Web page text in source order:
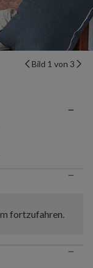
Bild 1 von 3
−
−
fortzufahren.
−